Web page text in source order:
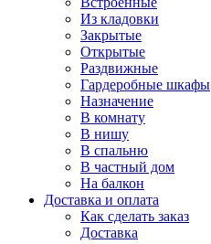
Из кладовки
Закрытые
Открытые
Раздвижные
Гардеробные шкафы
Назначение
В комнату
В нишу
В спальню
В частный дом
На балкон
Доставка и оплата
Как сделать заказ
Доставка